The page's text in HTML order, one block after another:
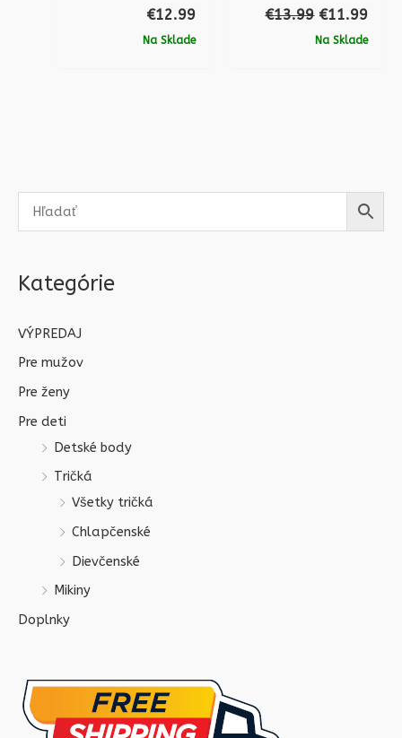
Kategórie
VÝPREDAJ
Pre mužov
Pre ženy
Pre deti
Detské body
Tričká
Všetky tričká
Chlapčenské
Dievčenské
Mikiny
Doplnky
€12.99
Na Sklade
€13.99 €11.99
Na Sklade